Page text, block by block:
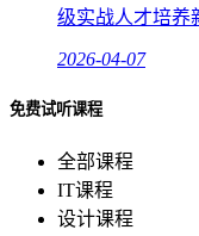
级实战人才培养
2026-04-07
免费试听课程
全部课程
IT课程
设计课程